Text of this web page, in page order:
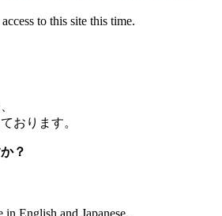
to this site this time.
おります。
？
English and Japanese.